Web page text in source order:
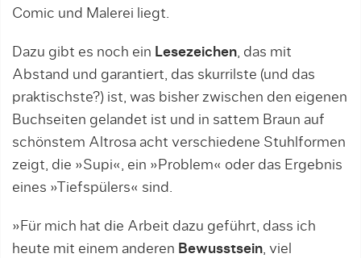
Comic und Malerei liegt.
Dazu gibt es noch ein Lesezeichen, das mit
Abstand und garantiert, das skurrilste (und das
praktischste?) ist, was bisher zwischen den eigenen
Buchseiten gelandet ist und in sattem Braun auf
schönstem Altrosa acht verschiedene Stuhlformen
zeigt, die »Supi«, ein »Problem« oder das Ergebnis
eines »Tiefspülers« sind.
»Für mich hat die Arbeit dazu geführt, dass ich
heute mit einem anderen Bewusstsein, viel